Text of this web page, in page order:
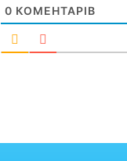
0 КОМЕНТАРІВ